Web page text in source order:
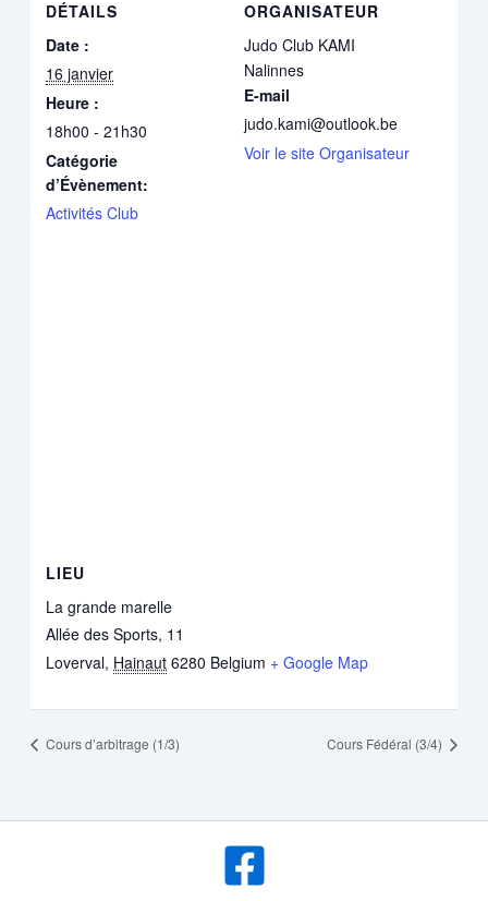
DÉTAILS
Date :
16 janvier
Heure :
18h00 - 21h30
Catégorie
d’Évènement:
Activités Club
ORGANISATEUR
Judo Club KAMI
Nalinnes
E-mail
judo.kami@outlook.be
Voir le site Organisateur
LIEU
La grande marelle
Allée des Sports, 11
Loverval, Hainaut 6280 Belgium + Google Map
Cours d’arbitrage (1/3) Cours Fédéral (3/4)